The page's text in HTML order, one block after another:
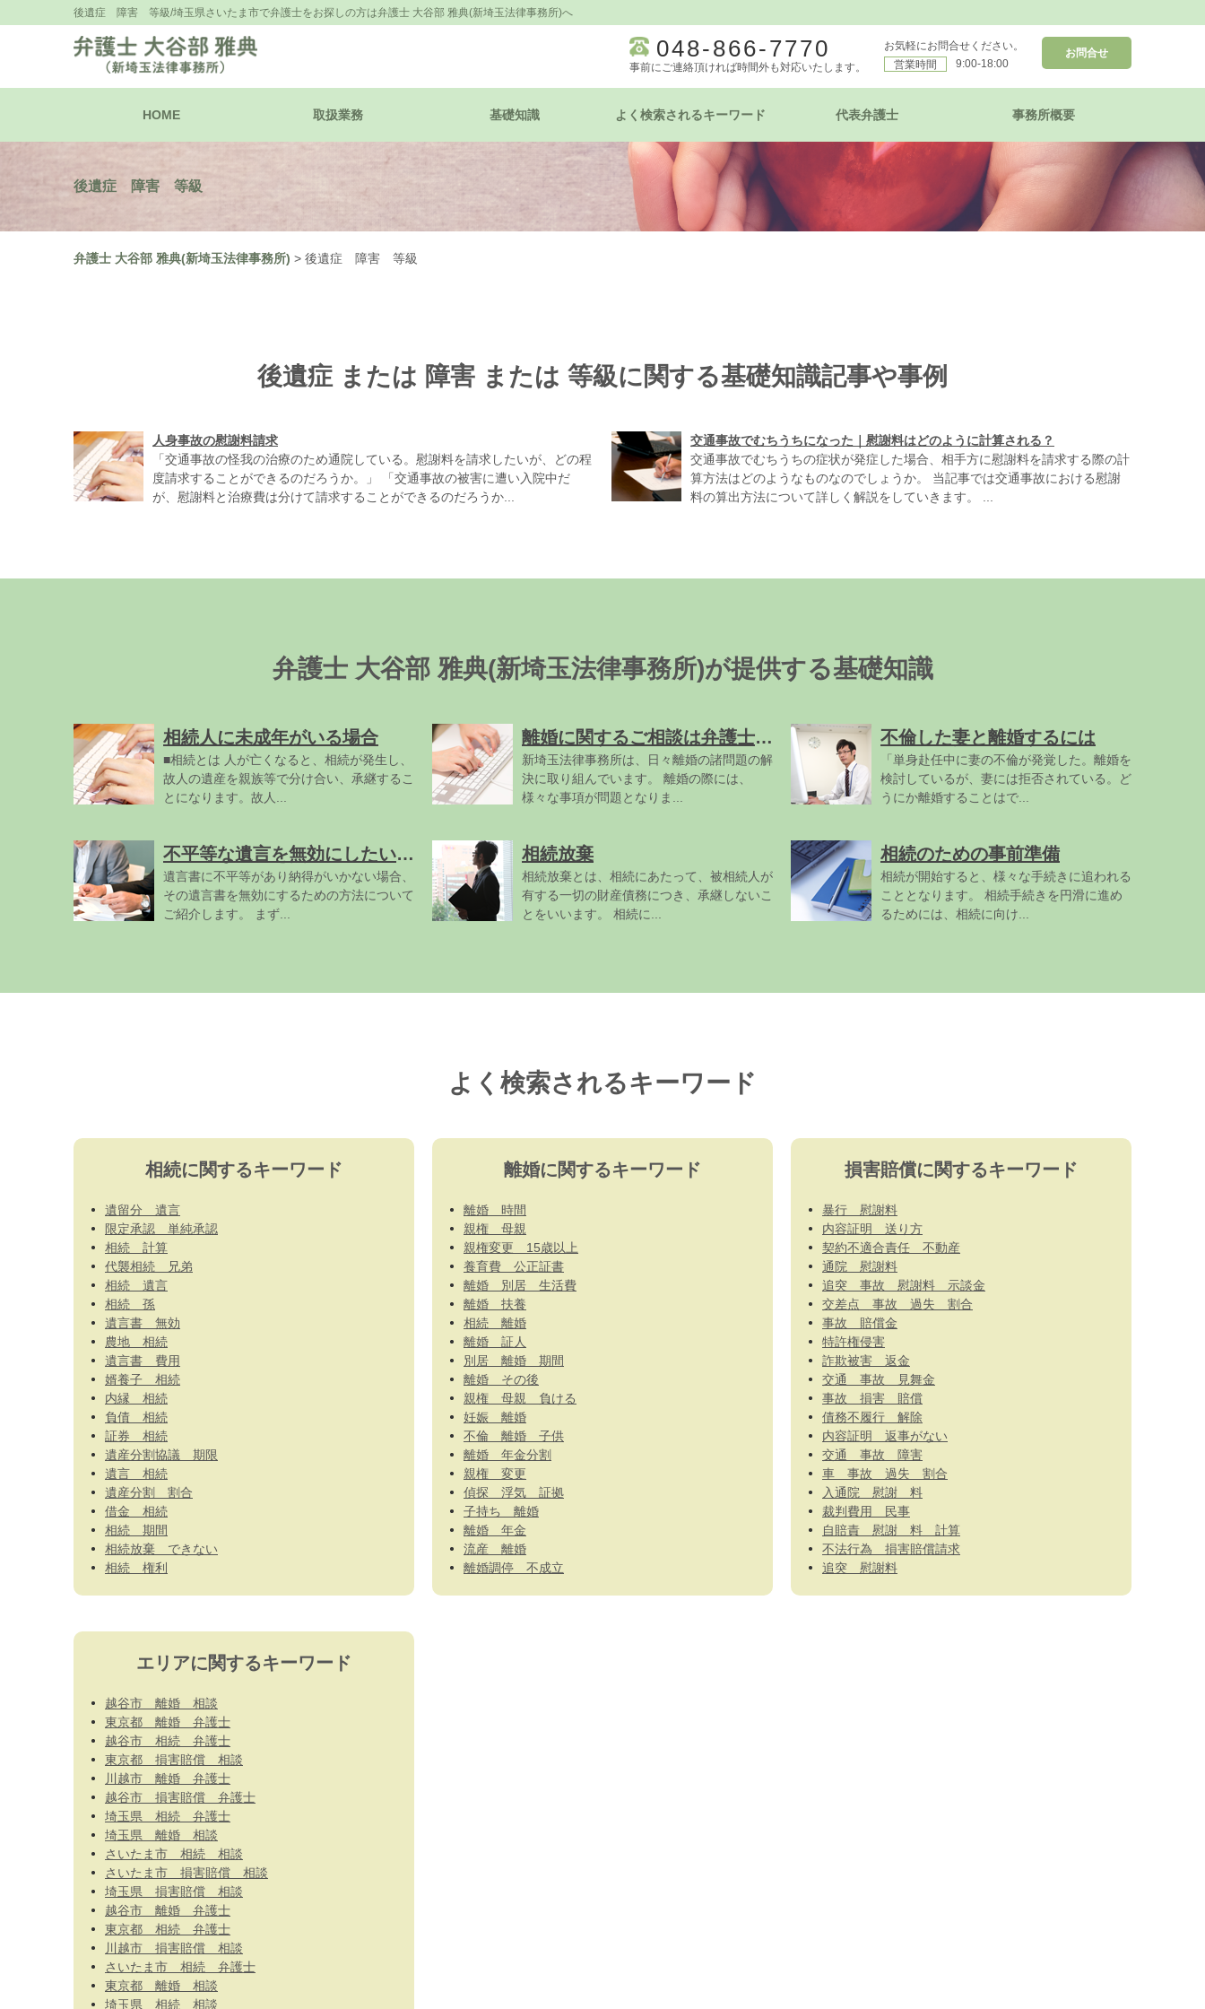
後遺症 障害 等級/埼玉県さいたま市で弁護士をお探しの方は弁護士 大谷部 雅典(新埼玉法律事務所)へ
048-866-7770
事前にご連絡頂ければ時間外も対応いたします。
お気軽にお問合せください。
営業時間
9:00-18:00
お問合せ
HOME 取扱業務 基礎知識 よく検索されるキーワード 代表弁護士 事務所概要
後遺症 障害 等級
弁護士 大谷部 雅典(新埼玉法律事務所) > 後遺症 障害 等級
後遺症 または 障害 または 等級に関する基礎知識記事や事例
人身事故の慰謝料請求
「交通事故の怪我の治療のため通院している。慰謝料を請求したいが、どの程
度請求することができるのだろうか。」 「交通事故の被害に遭い入院中だ
が、慰謝料と治療費は分けて請求することができるのだろうか...
交通事故でむちうちになった｜慰謝料はどのように計算される？
交通事故でむちうちの症状が発症した場合、相手方に慰謝料を請求する際の計
算方法はどのようなものなのでしょうか。 当記事では交通事故における慰謝
料の算出方法について詳しく解説をしていきます。 ...
弁護士 大谷部 雅典(新埼玉法律事務所)が提供する基礎知識
相続人に未成年がいる場合
■相続とは 人が亡くなると、相続が発生し、
故人の遺産を親族等で分け合い、承継するこ
とになります。故人...
離婚に関するご相談は弁護士大谷部雅典にお任せください
新埼玉法律事務所は、日々離婚の諸問題の解
決に取り組んでいます。 離婚の際には、
様々な事項が問題となりま...
不倫した妻と離婚するには
「単身赴任中に妻の不倫が発覚した。離婚を
検討しているが、妻には拒否されている。ど
うにか離婚することはで...
不平等な遺言を無効にしたい場合
遺言書に不平等があり納得がいかない場合、
その遺言書を無効にするための方法について
ご紹介します。 まず...
相続放棄
相続放棄とは、相続にあたって、被相続人が
有する一切の財産債務につき、承継しないこ
とをいいます。 相続に...
相続のための事前準備
相続が開始すると、様々な手続きに追われる
こととなります。 相続手続きを円滑に進め
るためには、相続に向け...
よく検索されるキーワード
相続に関するキーワード
遺留分 遺言
限定承認 単純承認
相続 計算
代襲相続 兄弟
相続 遺言
相続 孫
遺言書 無効
農地 相続
遺言書 費用
婿養子 相続
内縁 相続
負債 相続
証券 相続
遺産分割協議 期限
遺言 相続
遺産分割 割合
借金 相続
相続 期間
相続放棄 できない
相続 権利
離婚に関するキーワード
離婚 時間
親権 母親
親権変更 15歳以上
養育費 公正証書
離婚 別居 生活費
離婚 扶養
相続 離婚
離婚 証人
別居 離婚 期間
離婚 その後
親権 母親 負ける
妊娠 離婚
不倫 離婚 子供
離婚 年金分割
親権 変更
偵探 浮気 証拠
子持ち 離婚
離婚 年金
流産 離婚
離婚調停 不成立
損害賠償に関するキーワード
暴行 慰謝料
内容証明 送り方
契約不適合責任 不動産
通院 慰謝料
追突 事故 慰謝料 示談金
交差点 事故 過失 割合
事故 賠償金
特許権侵害
詐欺被害 返金
交通 事故 見舞金
事故 損害 賠償
債務不履行 解除
内容証明 返事がない
交通 事故 障害
車 事故 過失 割合
入通院 慰謝 料
裁判費用 民事
自賠責 慰謝 料 計算
不法行為 損害賠償請求
追突 慰謝料
エリアに関するキーワード
越谷市 離婚 相談
東京都 離婚 弁護士
越谷市 相続 弁護士
東京都 損害賠償 相談
川越市 離婚 弁護士
越谷市 損害賠償 弁護士
埼玉県 相続 弁護士
埼玉県 離婚 相談
さいたま市 相続 相談
さいたま市 損害賠償 相談
埼玉県 損害賠償 相談
越谷市 離婚 弁護士
東京都 相続 弁護士
川越市 損害賠償 相談
さいたま市 相続 弁護士
東京都 離婚 相談
埼玉県 相続 相談